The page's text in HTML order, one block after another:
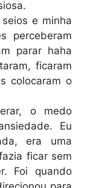
e minha
perceberam
parar haha
ficaram
colocaram o
o medo
Eu
era uma
ficar sem
Foi quando